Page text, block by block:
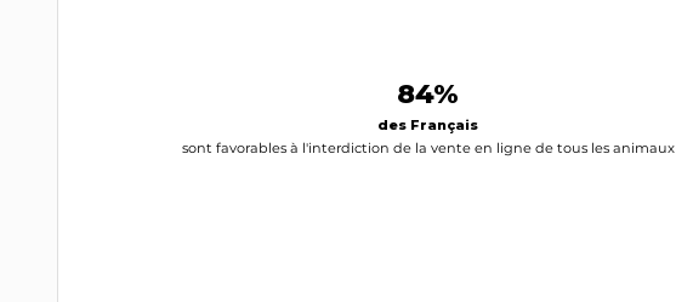
84%
des Français
sont favorables à l'interdiction de la vente en ligne de tous les animaux